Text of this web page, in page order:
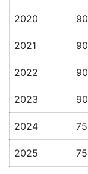
2020 90
2021 90
2022 90
2023 90
2024 75
2025 75